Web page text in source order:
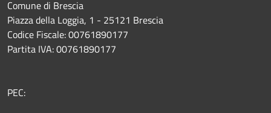
Comune di Brescia
Piazza della Loggia, 1 - 25121 Brescia
Codice Fiscale: 00761890177
Partita IVA: 00761890177
PEC: